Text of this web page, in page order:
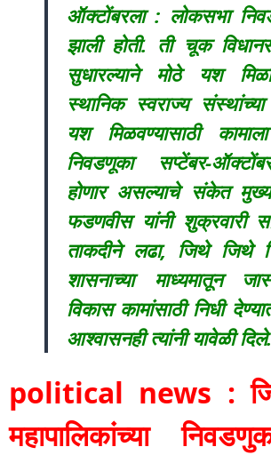
ऑक्टोंबरला : लोकसभा
झाली होती. ती चूक
सुधारल्याने मोठे यश
स्थानिक स्वराज्य
यश मिळवण्यासाठी
निवडणूका सप्टेंबर-
होणार असल्याचे संकेत
फडणवीस यांनी शुक्रवारी
ताकदीने लढा, जिथे जिथे
शासनाच्या माध्यमातून
विकास कामांसाठी निधी
आश्वासनही त्यांनी यावेळी दिले.
political news :
महापालिकांच्या